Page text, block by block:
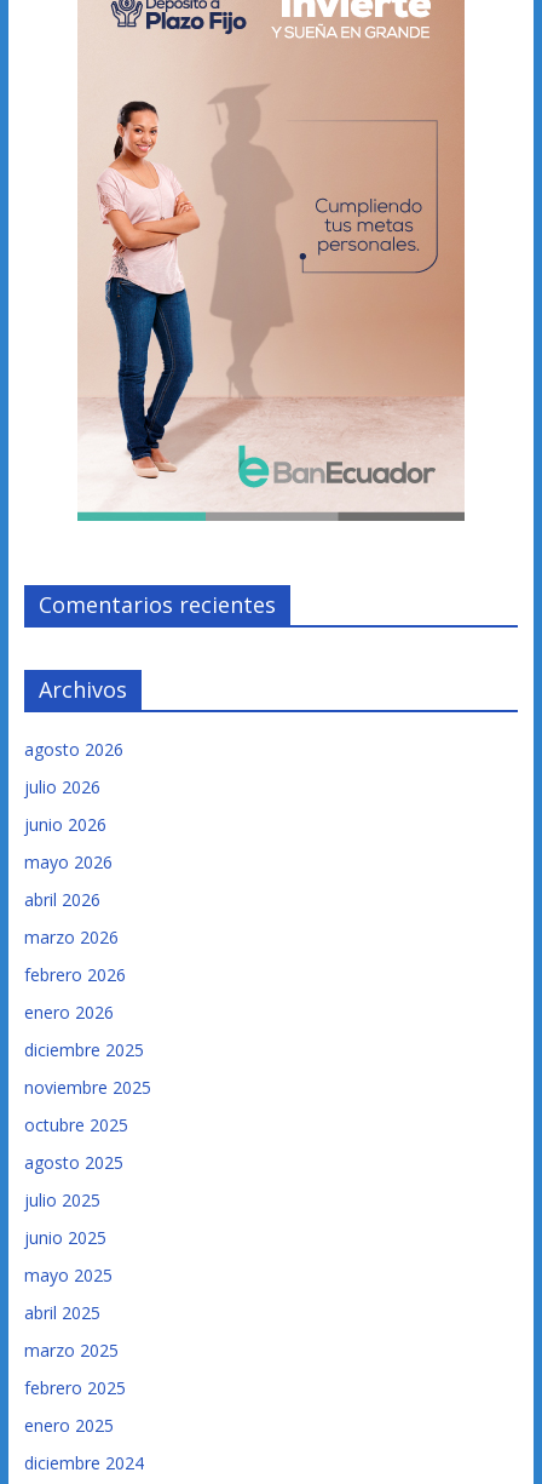
Comentarios recientes
Archivos
agosto 2026
julio 2026
junio 2026
mayo 2026
abril 2026
marzo 2026
febrero 2026
enero 2026
diciembre 2025
noviembre 2025
octubre 2025
agosto 2025
julio 2025
junio 2025
mayo 2025
abril 2025
marzo 2025
febrero 2025
enero 2025
diciembre 2024